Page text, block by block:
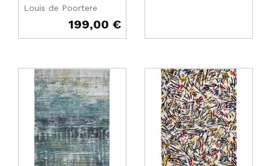
Louis de Poortere
199,00 €